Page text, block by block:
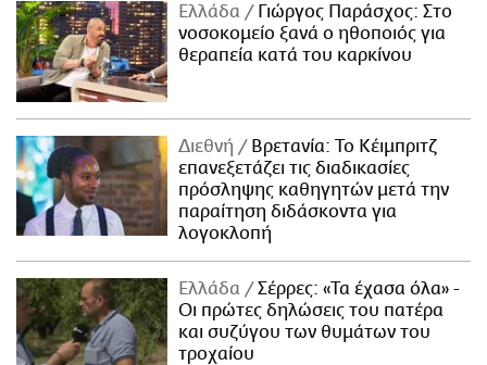
Ελλάδα
Γιώργος Παράσχος: Στο
νοσοκομείο ξανά ο ηθοποιός για
θεραπεία κατά του καρκίνου
Διεθνή
Βρετανία: Το Κέιμπριτζ
επανεξετάζει τις διαδικασίες
πρόσληψης καθηγητών μετά την
παραίτηση διδάσκοντα για
λογοκλοπή
Ελλάδα
Σέρρες: «Τα έχασα όλα» -
Οι πρώτες δηλώσεις του πατέρα
και συζύγου των θυμάτων του
τροχαίου